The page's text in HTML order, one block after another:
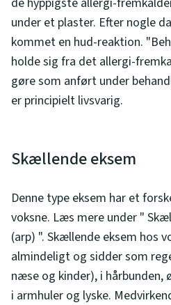
under et plaster. Efter nogle
kommet en hud-reaktion.
holde sig fra det allergi-
gøre som anført under
er principielt livsvarig.
Skællende eksem
Denne type eksem har et
voksne. Læs mere under "
(arp) ". Skællende eksem hos
almindeligt og sidder som
næse og kinder), i hårbunden,
i armhuler og lyske.